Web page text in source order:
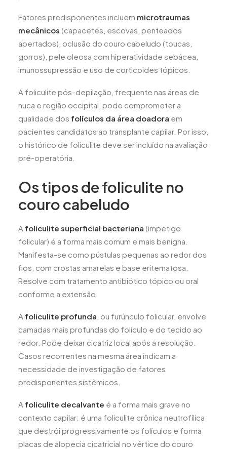
Fatores predisponentes incluem microtraumas
mecânicos (capacetes, escovas, penteados
apertados), oclusão do couro cabeludo (toucas,
gorros), pele oleosa com hiperatividade sebácea,
imunossupressão e uso de corticoides tópicos.
A foliculite pós-depilação, frequente nas áreas de
nuca e região occipital, pode comprometer a
qualidade dos folículos da área doadora em
pacientes candidatos ao transplante capilar. Por isso,
o histórico de foliculite deve ser incluído na avaliação
pré-operatória.
Os tipos de foliculite no
couro cabeludo
A foliculite superficial bacteriana (impetigo
folicular) é a forma mais comum e mais benigna.
Manifesta-se como pústulas pequenas ao redor dos
fios, com crostas amarelas e base eritematosa.
Resolve com tratamento antibiótico tópico ou oral
conforme a extensão.
A foliculite profunda , ou furúnculo folicular, envolve
camadas mais profundas do folículo e do tecido ao
redor. Pode deixar cicatriz local após a resolução.
Casos recorrentes na mesma área indicam a
necessidade de investigação de fatores
predisponentes sistêmicos.
A foliculite decalvante é a forma mais grave no
contexto capilar: é uma foliculite crônica neutrofílica
que destrói progressivamente os folículos e forma
placas de alopecia cicatricial no vértice do couro